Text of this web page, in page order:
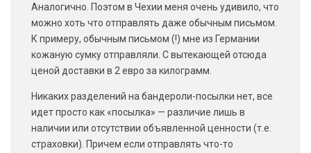
Аналогично. Поэтом в Чехии меня очень удивило, что
можно хоть что отправлять даже обычным письмом.
К примеру, обычным письмом (!) мне из Германии
кожаную сумку отправляли. С вытекающей отсюда
ценой доставки в 2 евро за килограмм.
Никаких разделений на бандероли-посылки нет, все
идет просто как «посылка» — различие лишь в
наличии или отсутствии объявленной ценности (т.е.
страховки). Причем если отправлять что-то